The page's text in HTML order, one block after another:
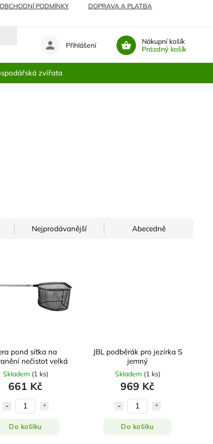
OBCHODNÍ PODMÍNKY
DOPRAVA A PLATBA
Nákupní košík
Prázdný košík
Přihlášení
zvířata
Nejprodávanější Abecedně
pond síťka na
nečistot velká
Skladem (1 ks)
661 Kč
Do košíku
JBL podběrák pro jezírka S
jemný
Skladem (1 ks)
969 Kč
Do košíku